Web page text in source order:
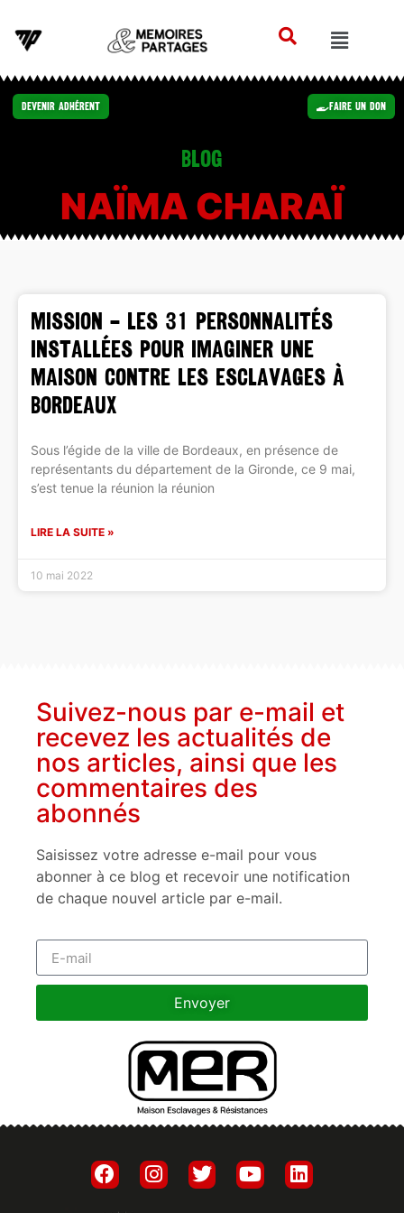
Devenir Adhérent Faire un Don
Blog
NAÏMA CHARAÏ
MISSION – Les 31 personnalités
installées pour imaginer une
Maison contre les esclavages à
Bordeaux
Sous l’égide de la ville de Bordeaux, en présence de
représentants du département de la Gironde, ce 9 mai,
s’est tenue la réunion la réunion
LIRE LA SUITE »
10 mai 2022
Suivez-nous par e-mail et
recevez les actualités de
nos articles, ainsi que les
commentaires des
abonnés
Saisissez votre adresse e-mail pour vous
abonner à ce blog et recevoir une notification
de chaque nouvel article par e-mail.
Envoyer